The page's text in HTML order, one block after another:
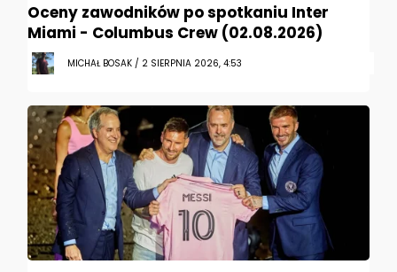
Oceny zawodników po spotkaniu Inter
Miami - Columbus Crew (02.08.2026)
MICHAŁ BOSAK / 2 SIERPNIA 2026, 4:53